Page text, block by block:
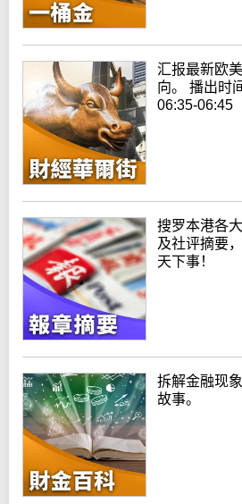
汇报最新欧
向。 播出时
06:35-06:45
搜罗本港各
及社评摘要
天下事！
拆解金融现
故事。